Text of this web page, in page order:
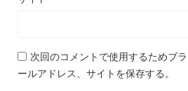
次回のコメントで使用するためブ
ールアドレス、サイトを保存する。